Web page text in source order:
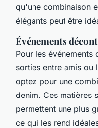
qu'une combinaison
élégants peut être
Événements
Pour les événements
sorties entre amis ou
optez pour une
denim. Ces matières
permettent une plus
ce qui les rend